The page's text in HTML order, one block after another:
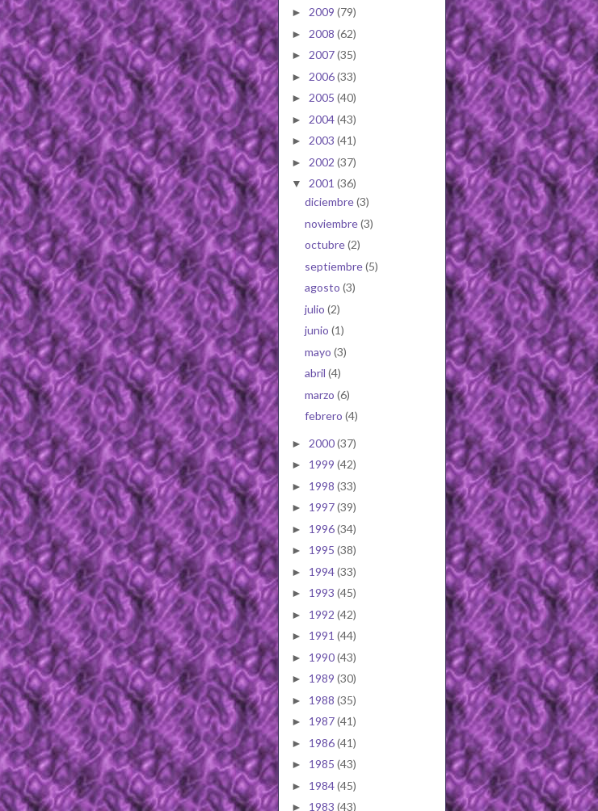
► 2009 (79)
► 2008 (62)
► 2007(35)
► 2006(33)
► 2005 (40)
► 2004(43)
► 2003 (41)
► 2002 (37)
▼ 2001 (36)
diciembre(3)
noviembre(3)
octubre(2)
septiembre(5)
agosto (3)
julio (2)
junio (1)
mayo (3)
abril (4)
marzo (6)
febrero (4)
► 2000(37)
► 1999 (42)
► 1998 (33)
► 1997(39)
► 1996(34)
► 1995 (38)
► 1994(33)
► 1993 (45)
► 1992 (42)
► 1991 (44)
► 1990(43)
► 1989 (30)
► 1988 (35)
► 1987(41)
► 1986(41)
► 1985 (43)
► 1984(45)
► 1983 (43)